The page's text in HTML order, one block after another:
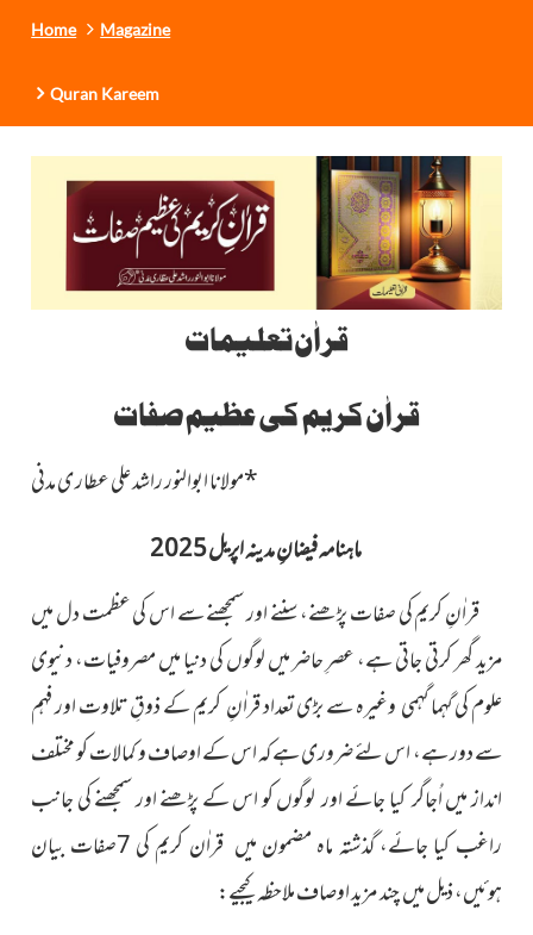
Home Magazine
Quran Kareem
قراٰن تعلیمات
قراٰن کریم کی عظیم صفات
*مولانا ابوالنور راشد علی عطار ی مدنی
ماہنامہ فیضانِ مدینہ اپریل 2025
قراٰنِ کریم کی صفات پڑھنے، سننے اور سمجھنے سے اس کی عظمت دل میں
مزید گھر کرتی جاتی ہے، عصرِ حاضر میں لوگوں کی دنیا میں مصروفیات، دنیوی
علوم کی گہما گہمی وغیرہ سے بڑی تعداد قراٰنِ کریم کے ذوقِ تلاوت اور فہم
سے دور ہے، اس لئے ضروری ہے کہ اس کے اوصاف و کمالات کو مختلف
انداز میں اُجاگر کیا جائے اور لوگوں کو اس کے پڑھنے اور سمجھنے کی جانب
راغب کیا جائے، گذشتہ ماہ مضمون میں قراٰن کریم کی 7صفات بیان
ہوئیں، ذیل میں چند مزید اوصاف ملاحظہ کیجیے: